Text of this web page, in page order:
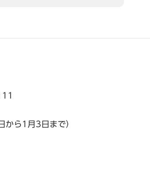
ら1月3日まで）